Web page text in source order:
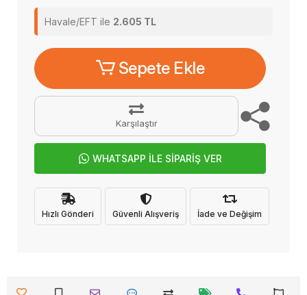
Havale/EFT ile 2.605 TL
Sepete Ekle
Karşılaştır
WHATSAPP İLE SİPARİŞ VER
Hızlı Gönderi Güvenli Alışveriş İade ve Değişim